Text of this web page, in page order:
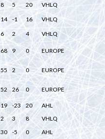
8 5 20
VHLQ
14 -1 16
VHLQ
6 2 4 VHLQ
68 9 0 EUROPE
55 2 0 EUROPE
52 26 0 EUROPE
19 -23 20
AHL
2 3 8
VHLQ
30 -5 0
AHL